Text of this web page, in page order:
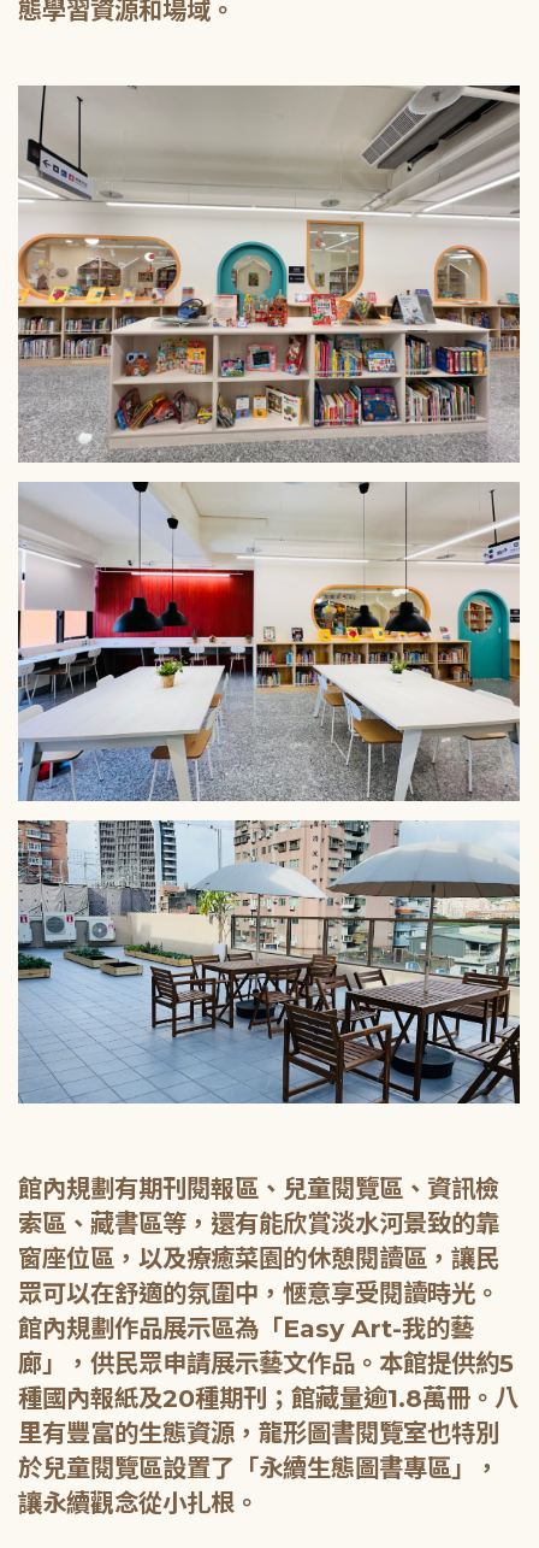
館內規劃有期刊閱報區、兒童閱覽區、資訊檢
索區、藏書區等，還有能欣賞淡水河景致的靠
窗座位區，以及療癒菜園的休憩閱讀區，讓民
眾可以在舒適的氛圍中，愜意享受閱讀時光。
館內規劃作品展示區為「Easy Art-我的藝
廊」，供民眾申請展示藝文作品。本館提供約5
種國內報紙及20種期刊；館藏量逾1.8萬冊。八
里有豐富的生態資源，龍形圖書閱覽室也特別
於兒童閱覽區設置了「永續生態圖書專區」，